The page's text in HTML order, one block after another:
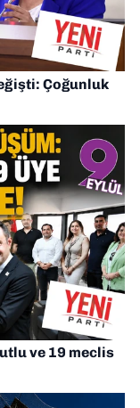
Çoğunluk
ve 19 meclis